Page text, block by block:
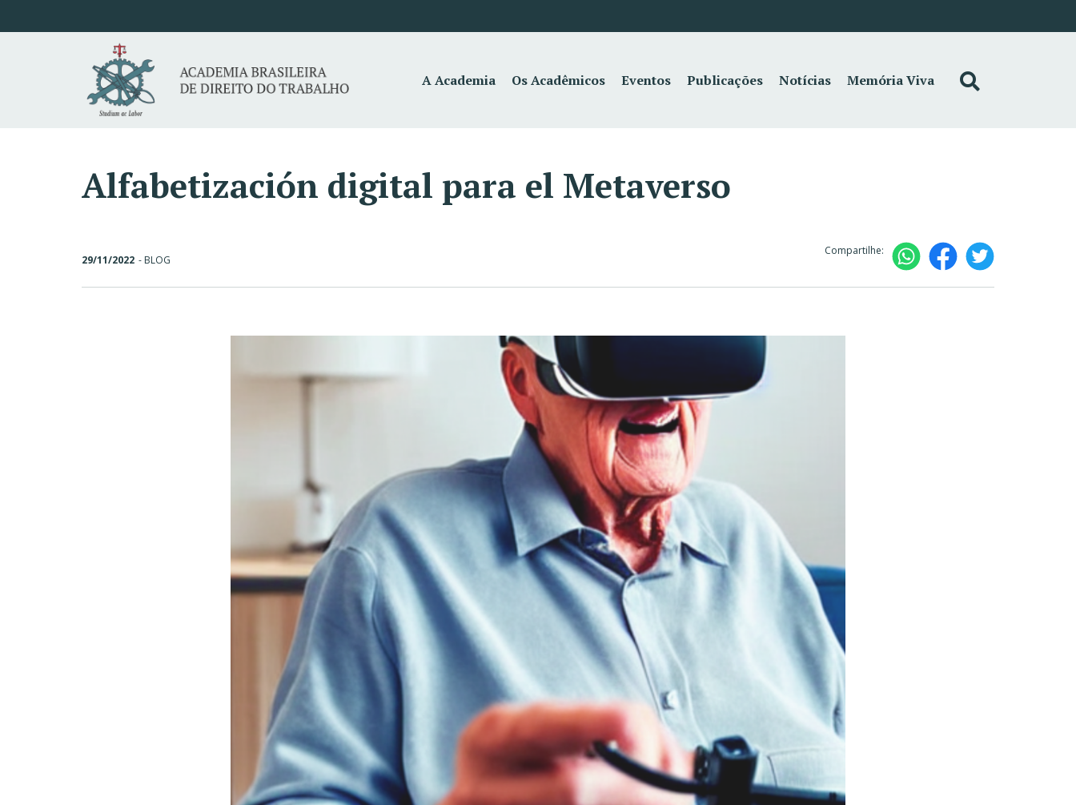
A Academia Os Acadêmicos Eventos Publicações Notícias Memória Viva
Alfabetización digital para el Metaverso
29/11/2022 - BLOG
Compartilhe: